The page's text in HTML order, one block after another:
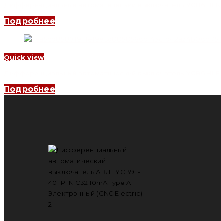
Подробнее
Quick view
Подробнее